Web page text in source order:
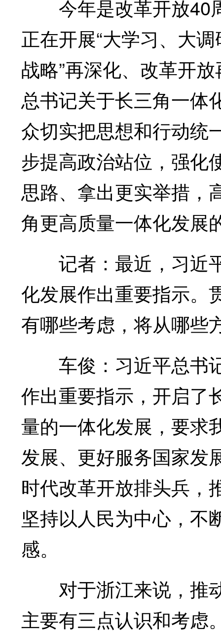
今年是改革开放40周
正在开展“大学习、大
战略”再深化、改革开
总书记关于长三角一体
众切实把思想和行动统
步提高政治站位，强化
思路、拿出更实举措，
角更高质量一体化发展
记者：最近，习近
化发展作出重要指示。
有哪些考虑，将从哪些
车俊：习近平总书
作出重要指示，开启了
量的一体化发展，要求
发展、更好服务国家发
时代改革开放排头兵，
坚持以人民为中心，不
感。
对于浙江来说，推
主要有三点认识和考虑